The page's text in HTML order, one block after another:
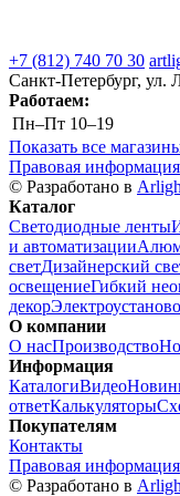
+7 (812) 740 70 30
Санкт-Петербург, ул.
Работаем:
Пн–Пт 10–19
Показать все
Правовая информация
© Разработано в
Каталог
Светодиодные ленты
и автоматизации
светДизайнерский
освещениеГибкий
декор
О компании
О насПроизводство
Информация
КаталогиВидео
ответКалькуляторы
Покупателям
Контакты
Правовая информация
© Разработано в